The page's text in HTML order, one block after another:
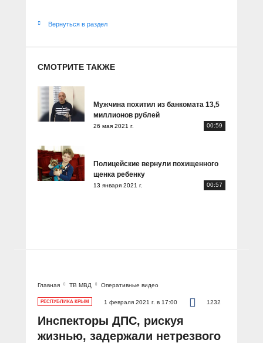
Вернуться в раздел
СМОТРИТЕ ТАКЖЕ
Мужчина похитил из банкомата 13,5
миллионов рублей
26 мая 2021 г. 00:59
Полицейские вернули похищенного
щенка ребенку
13 января 2021 г. 00:57
Главная ТВ МВД Оперативные видео
РЕСПУБЛИКА КРЫМ 1 февраля 2021 г. в 17:00 1232
Инспекторы ДПС, рискуя
жизнью, задержали нетрезвого